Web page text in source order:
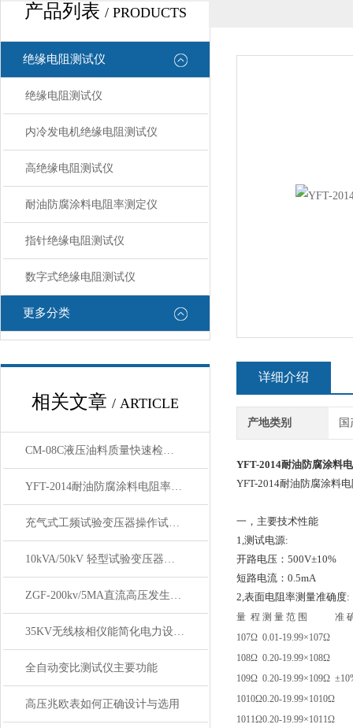
产品列表 / PRODUCTS
绝缘电阻测试仪
绝缘电阻测试仪
内冷发电机绝缘电阻测试仪
高绝缘电阻测试仪
耐油防腐涂料电阻率测定仪
指针绝缘电阻测试仪
数字式绝缘电阻测试仪
更多分类
相关文章 / ARTICLE
CM-08C液压油料质量快速检定电导仪 的详细介绍
YFT-2014耐油防腐涂料电阻率测定仪原理操作规程
充气式工频试验变压器操作试验方法及注意事项
10kVA/50kV 轻型试验变压器操作箱/台产品参数
ZGF-200kv/5MA直流高压发生器【上海康登电气】
35KV无线核相仪能简化电力设备的相位检测流程
全自动变比测试仪主要功能
高压兆欧表如何正确设计与选用
详细介绍
产地类别 国
YFT-2014耐油防腐涂料
YFT-2014耐油防腐涂料
一，主要技术性能
1,测试电源:
开路电压：500V±10%
短路电流：0.5mA
2,表面电阻率测量准确度:
量 程 测 量 范 围
准
107Ω 0.01-19.99×107Ω
108Ω 0.20-19.99×108Ω
109Ω 0.20-19.99×109Ω
1010Ω0.20-19.99×1010Ω
1011Ω0.20-19.99×1011Ω